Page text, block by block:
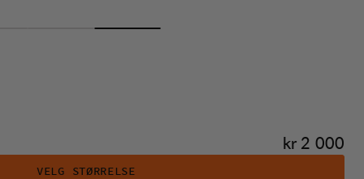
Pris:
kr 2 000
VELG STØRRELSE